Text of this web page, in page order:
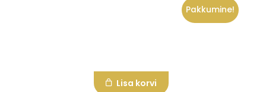
Lisa korvi
Pakkumine!